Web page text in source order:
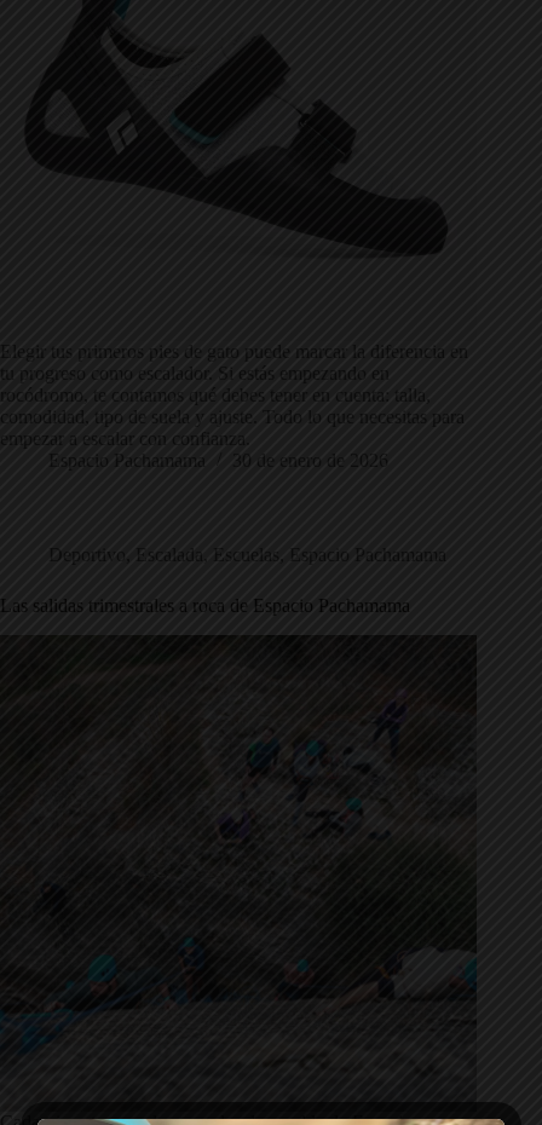
Elegir tus primeros pies de gato puede marcar la diferencia en
tu progreso como escalador. Si estás empezando en
rocódromo, te contamos qué debes tener en cuenta: talla,
comodidad, tipo de suela y ajuste. Todo lo que necesitas para
empezar a escalar con confianza.
Espacio Pachamama
30 de enero de 2026
Deportivo, Escalada , Escuelas Espacio Pachamama
Las salidas trimestrales a roca de Espacio Pachamama